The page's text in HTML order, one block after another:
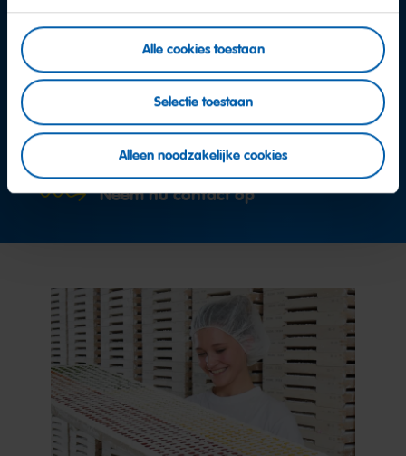
Alle cookies toestaan
Selectie toestaan
Alleen noodzakelijke cookies
Meer vragen?
Team Consumentenservice
Neem nu contact op